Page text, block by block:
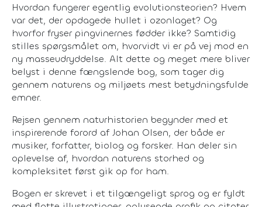
Hvordan fungerer egentlig evolutionsteorien? Hvem
var det, der opdagede hullet i ozonlaget? Og
hvorfor fryser pingvinernes fødder ikke? Samtidig
stilles spørgsmålet om, hvorvidt vi er på vej mod en
ny masseudryddelse. Alt dette og meget mere bliver
belyst i denne fængslende bog, som tager dig
gennem naturens og miljøets mest betydningsfulde
emner.
Rejsen gennem naturhistorien begynder med et
inspirerende forord af Johan Olsen, der både er
musiker, forfatter, biolog og forsker. Han deler sin
oplevelse af, hvordan naturens storhed og
kompleksitet først gik op for ham.
Bogen er skrevet i et tilgængeligt sprog og er fyldt